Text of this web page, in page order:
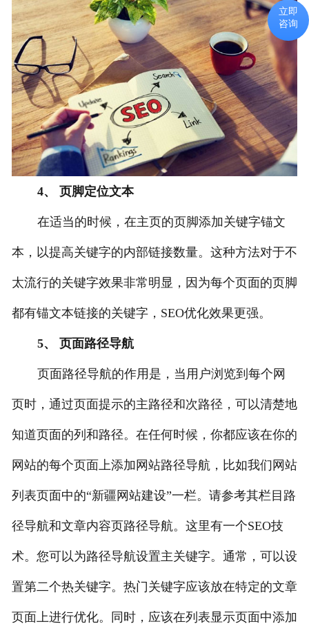
4、 页脚定位文本
在适当的时候，在主页的页脚添加关键字锚文
本，以提高关键字的内部链接数量。这种方法对于不
太流行的关键字效果非常明显，因为每个页面的页脚
都有锚文本链接的关键字，SEO优化效果更强。
5、 页面路径导航
页面路径导航的作用是，当用户浏览到每个网
页时，通过页面提示的主路径和次路径，可以清楚地
知道页面的列和路径。在任何时候，你都应该在你的
网站的每个页面上添加网站路径导航，比如我们网站
列表页面中的“新疆网站建设”一栏。请参考其栏目路
径导航和文章内容页路径导航。这里有一个SEO技
术。您可以为路径导航设置主关键字。通常，可以设
置第二个热关键字。热门关键字应该放在特定的文章
页面上进行优化。同时，应该在列表显示页面中添加
立即
咨询